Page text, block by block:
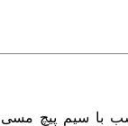
جتی 1 اینچ 1 اسب با